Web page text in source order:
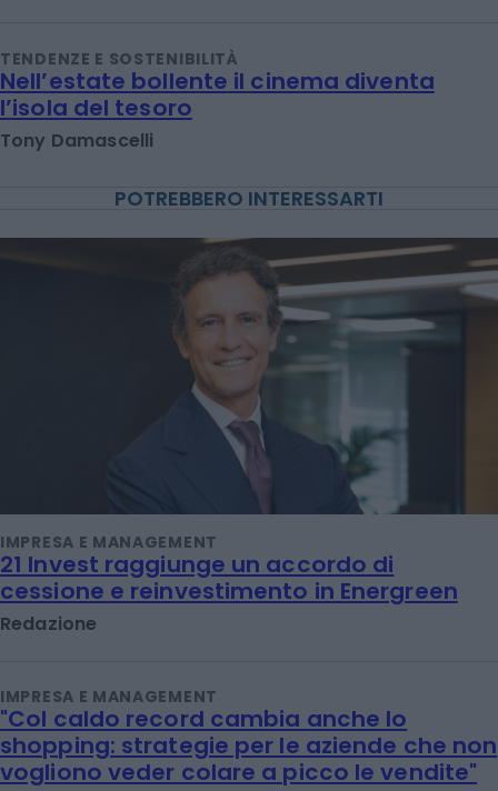
TENDENZE E SOSTENIBILITÀ
Nell’estate bollente il cinema diventa
l’isola del tesoro
Tony Damascelli
POTREBBERO INTERESSARTI
IMPRESA E MANAGEMENT
21 Invest raggiunge un accordo di
cessione e reinvestimento in Energreen
Redazione
IMPRESA E MANAGEMENT
"Col caldo record cambia anche lo
shopping: strategie per le aziende che non
vogliono veder colare a picco le vendite"